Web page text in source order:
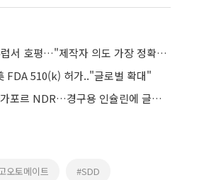
LG 올레드 TV, 美·유럽서 호평…"제작자 의도 가장 정확하게 전달"
FDA 510(k) 허가.."글로벌 확대"
삼천당제약 "홍콩·싱가포르 NDR…경구용 인슐린에 글로벌 투자자 관심"
오토메이트 #SDD